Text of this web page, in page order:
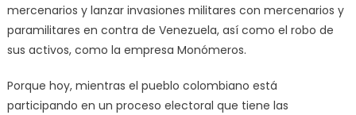
mercenarios y lanzar invasiones militares con mercenarios y
paramilitares en contra de Venezuela, así como el robo de
sus activos, como la empresa Monómeros.
Porque hoy, mientras el pueblo colombiano está
participando en un proceso electoral que tiene las